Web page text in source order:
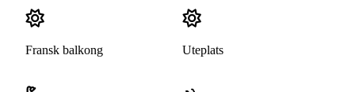
Fransk balkong Uteplats